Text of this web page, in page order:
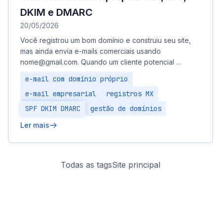
DKIM e DMARC
20/05/2026
Você registrou um bom domínio e construiu seu site,
mas ainda envia e-mails comerciais usando
nome@gmail.com. Quando um cliente potencial …
e-mail com domínio próprio
e-mail empresarial
registros MX
SPF DKIM DMARC
gestão de domínios
Ler mais
Todas as tagsSite principal